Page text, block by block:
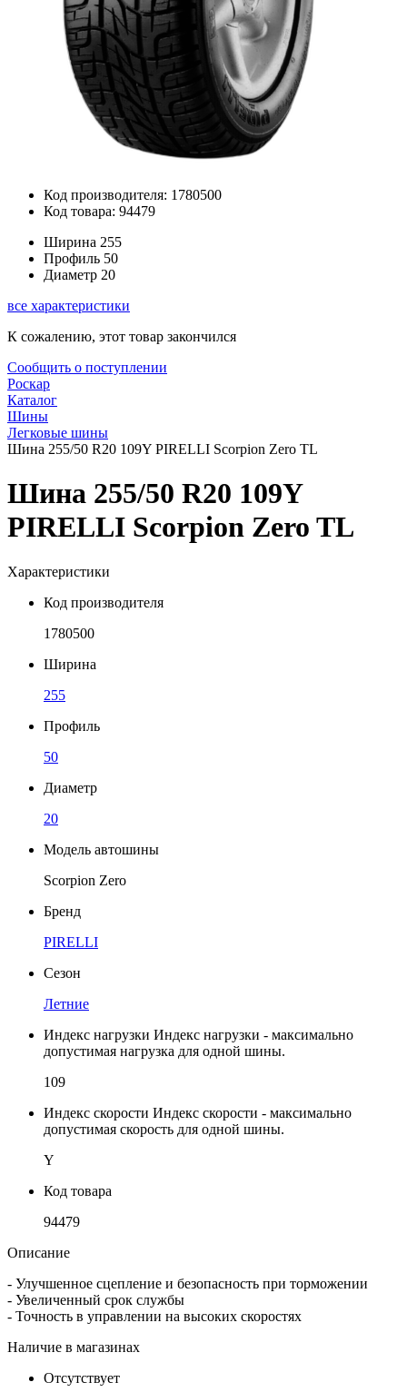
Код производителя: 1780500
Код товара: 94479
Ширина 255
Профиль 50
Диаметр 20
все характеристики
К сожалению, этот товар закончился
Сообщить о поступлении
Роскар
Каталог
Шины
Легковые шины
Шина 255/50 R20 109Y PIRELLI Scorpion Zero TL
Шина 255/50 R20 109Y
PIRELLI Scorpion Zero TL
Характеристики
Код производителя
1780500
Ширина
255
Профиль
50
Диаметр
20
Модель автошины
Scorpion Zero
Бренд
PIRELLI
Сезон
Летние
Индекс нагрузки Индекс нагрузки - максимально
допустимая нагрузка для одной шины.
109
Индекс скорости Индекс скорости - максимально
допустимая скорость для одной шины.
Y
Код товара
94479
Описание
- Улучшенное сцепление и безопасность при торможении
- Увеличенный срок службы
- Точность в управлении на высоких скоростях
Наличие в магазинах
Отсутствует